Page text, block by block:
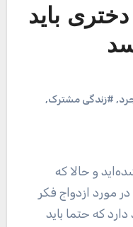
باید
, #زندگی مشترک,
و حالا که
مورد ازدواج فکر
که حتما باید